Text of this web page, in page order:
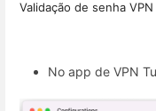
Validação de senha VPN
No app de VPN